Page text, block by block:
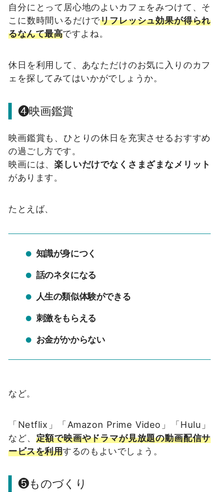
自分にとって居心地のよいカフェをみつけて、そ
こに数時間いるだけでリフレッシュ効果が得られ
るなんて最高ですよね。
休日を利用して、あなただけのお気に入りのカフ
ェを探してみてはいかがでしょうか。
❹映画鑑賞
映画鑑賞も、ひとりの休日を充実させるおすすめ
の過ごし方です。
映画には、楽しいだけでなくさまざまなメリット
があります。
たとえば、
知識が身につく
話のネタになる
人生の類似体験ができる
刺激をもらえる
お金がかからない
など。
「Netflix」「Amazon Prime Video」「Hulu」
など、 定額で映画やドラマが見放題の動画配信サ
ービスを利用するのもよいでしょう。
❺ものづくり